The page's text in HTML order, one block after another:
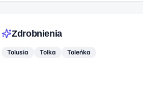
Zdrobnienia
Tolusia Tolka Toleńka